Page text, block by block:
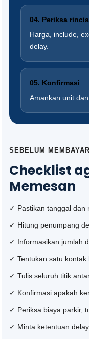
04. Periksa
Harga, include,
delay.
05. Konfirmasi
Amankan unit
SEBELUM
Checklist
Memesan
✓ Pastikan tanggal dan
✓ Hitung penumpang
✓ Informasikan jumlah
✓ Tentukan satu kontak
✓ Tulis seluruh titik
✓ Konfirmasi apakah
✓ Periksa biaya parkir,
✓ Minta ketentuan